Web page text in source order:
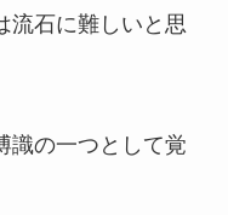
流石に難しいと思
識の一つとして覚